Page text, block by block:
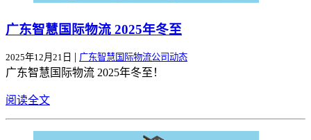
广东智慧国际物流 2025年冬至
2025年12月21日 广东智慧国际物流公司动态
广东智慧国际物流 2025年冬至！
阅读全文